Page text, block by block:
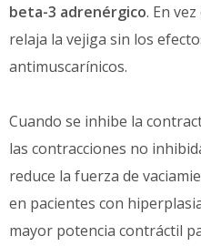
beta-3 adrenérgico. En
relaja la vejiga sin los
antimuscarínicos.
Cuando se inhibe la
las contracciones no
reduce la fuerza de
en pacientes con
mayor potencia contráctil